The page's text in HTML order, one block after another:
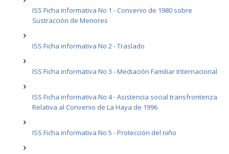
ISS Ficha informativa No 1 - Convenio de 1980 sobre
Sustracción de Menores
ISS Ficha informativa No 2 - Traslado
ISS Ficha informativa No 3 - Mediación Familiar Internacional
ISS Ficha informativa No 4 - Asistencia social transfronteriza
Relativa al Convenio de La Haya de 1996
ISS Ficha informativa No 5 - Protección del niño